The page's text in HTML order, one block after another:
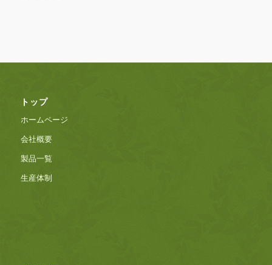
トップ
ホームページ
会社概要
製品一覧
生産体制